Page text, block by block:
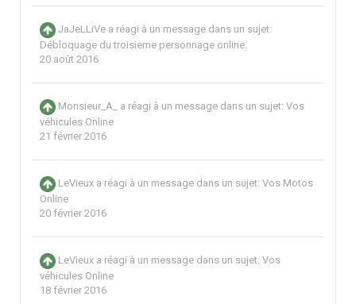
JaJeLLiVe a réagi à un message dans un sujet:
Débloquage du troisieme personnage online.
20 août 2016
Monsieur_A_ a réagi à un message dans un sujet: Vos
véhicules Online
21 février 2016
LeVieux a réagi à un message dans un sujet: Vos Motos
Online
20 février 2016
LeVieux a réagi à un message dans un sujet: Vos
véhicules Online
18 février 2016